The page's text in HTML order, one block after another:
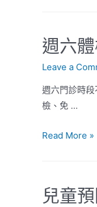
週六
Leave a
週六門診時
檢、免 …
Read More »
兒童